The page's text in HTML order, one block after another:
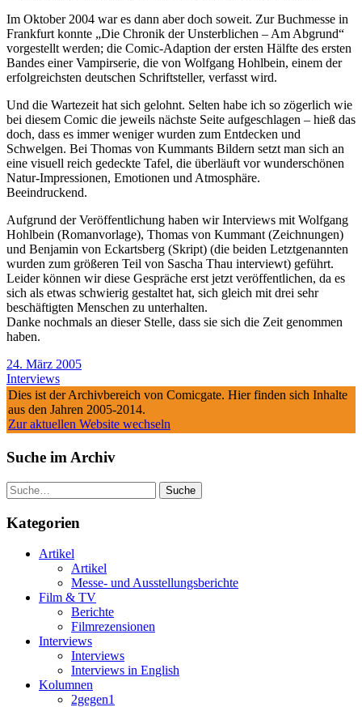
Im Oktober 2004 war es dann aber doch soweit. Zur Buchmesse in
Frankfurt konnte „Die Chronik der Unsterblichen – Am Abgrund“
vorgestellt werden; die Comic-Adaption der ersten Hälfte des ersten
Bandes einer Vampirserie, die von Wolfgang Hohlbein, einem der
erfolgreichsten deutschen Schriftsteller, verfasst wird.
Und die Wartezeit hat sich gelohnt. Selten habe ich so zögerlich wie
bei diesem Comic die jeweils nächste Seite aufgeschlagen – hieß das
doch, dass es immer weniger wurden zum Entdecken und
Schwelgen. Bei Thomas von Kummants Bildern setzt man sich an
eine visuell reich gedeckte Tafel, die überläuft vor wunderschönen
Natur-Impressionen, Emotionen und Atmosphäre.
Beeindruckend.
Aufgrund der Veröffentlichung haben wir Interviews mit Wolfgang
Hohlbein (Romanvorlage), Thomas von Kummant (Zeichnungen)
und Benjamin von Eckartsberg (Skript) (die beiden Letztgenannten
wurden zum größeren Teil von Sascha Thau interviewt) geführt.
Leider können wir diese Gespräche erst jetzt veröffentlichen, da es
sich als etwas schwierig gestaltet hat, sich gleich mit drei sehr
beschäftigten Menschen zu unterhalten.
Danke nochmals an dieser Stelle, dass sie sich die Zeit genommen
haben.
24. März 2005
Interviews
Dies ist der Archivbereich von Comicgate. Hier finden sich Inhalte
aus den Jahren 2005-2014.
Zur aktuellen Website wechseln
Suche im Archiv
Suche
Kategorien
Artikel
Artikel
Messe- und Ausstellungsberichte
Film & TV
Berichte
Filmrezensionen
Interviews
Interviews
Interviews in English
Kolumnen
2gegen1